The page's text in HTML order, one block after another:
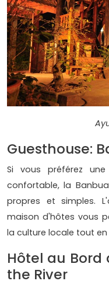
Guesthouse:
Si vous préférez
confortable, la
propres et simples.
maison d'hôtes vous
la culture locale tout
Hôtel au Bord
the River